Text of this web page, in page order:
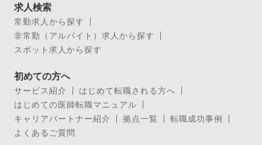
求人検索
常勤求人から探す
非常勤（アルバイト）求人から探す
スポット求人から探す
初めての方へ
サービス紹介
はじめて転職される方へ
はじめての医師転職マニュアル
キャリアパートナー紹介
拠点一覧
転職成功事例
よくあるご質問